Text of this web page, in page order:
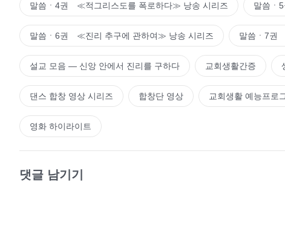
이 한 모든 일을 부정했을 것이다. “네가 ‘이것’이라고 부르겠
가 ‘장 씨’라고 부르면, 난 ‘이 씨’라고 부를 거야. 반드시 내
이냐? 교만이 아니냐? 반면 하나님은 어떠하냐? 이런 성품이
는 행동을 보였느냐? 분명히 말하건대 없었다! 하나님이 나
를 취했는지 곰곰이 생각해 보지 않는다면, 하나님의 성품을
없다. 그렇지 않으냐? 그렇다면 내가 방금 해석한 내용들에
고 “잘했다. 옳다. 찬성이다!”라는 말씀을 하지는 않았지만 마
찬했다. 이는 창세 이후 인류가 하나님의 당부에 따라 하나님
아담이 한 일은 인류가 처음으로 하나님의 지혜를 선명히 나
말씀ㆍ4권 ≪적그리스도를 폭로하다≫ 낭송 시리즈 말씀ㆍ
말씀ㆍ6권 ≪진리 추구에 관하여≫ 낭송 시리즈 말씀ㆍ7권
설교 모음 ― 신앙 안에서 진리를 구하다 교회생활간증
댄스 합창 영상 시리즈 합창단 영상 교회생활 예능프로
영화 하이라이트
댓글 남기기